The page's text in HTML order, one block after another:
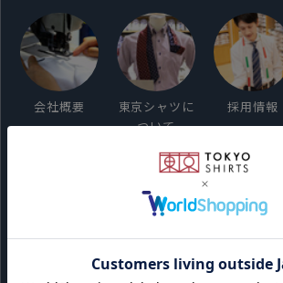
会社概要
東京シャツに
ついて
採用情報
サイト利用規約